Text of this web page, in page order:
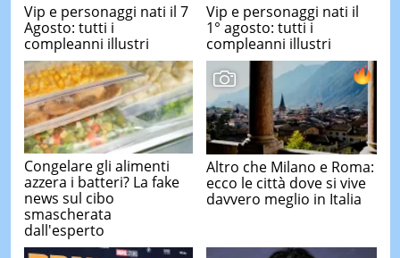
Vip e personaggi nati il 7
Agosto: tutti i
compleanni illustri
Vip e personaggi nati il
1° agosto: tutti i
compleanni illustri
Congelare gli alimenti
azzera i batteri? La fake
news sul cibo
smascherata
dall'esperto
Altro che Milano e Roma:
ecco le città dove si vive
davvero meglio in Italia